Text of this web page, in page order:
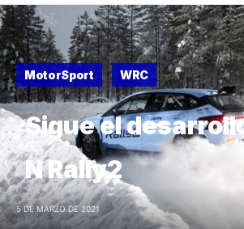
MotorSport WRC
Sigue el
N Rally2
5 DE MARZO DE 2021